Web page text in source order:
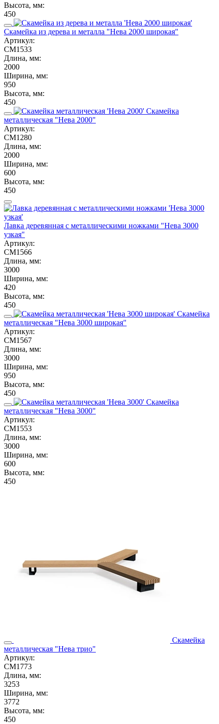
Высота, мм:
450
Скамейка из дерева и металла "Нева 2000 широкая"
Артикул:
СМ1533
Длина, мм:
2000
Ширина, мм:
950
Высота, мм:
450
Скамейка
металлическая "Нева 2000"
Артикул:
СМ1280
Длина, мм:
2000
Ширина, мм:
600
Высота, мм:
450
Лавка деревянная с металлическими ножками "Нева 3000
узкая"
Артикул:
СМ1566
Длина, мм:
3000
Ширина, мм:
420
Высота, мм:
450
Скамейка
металлическая "Нева 3000 широкая"
Артикул:
СМ1567
Длина, мм:
3000
Ширина, мм:
950
Высота, мм:
450
Скамейка
металлическая "Нева 3000"
Артикул:
СМ1553
Длина, мм:
3000
Ширина, мм:
600
Высота, мм:
450
Скамейка
металлическая "Нева трио"
Артикул:
СМ1773
Длина, мм:
3253
Ширина, мм:
3772
Высота, мм:
450